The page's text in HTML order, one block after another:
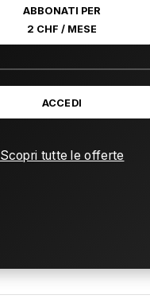
ABBONATI PER
2 CHF / MESE
ACCEDI
Scopri tutte le offerte